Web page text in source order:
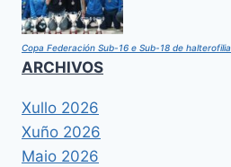
Copa Federación Sub-16 e Sub-18 de halterofilia
ARCHIVOS
Xullo 2026
Xuño 2026
Maio 2026